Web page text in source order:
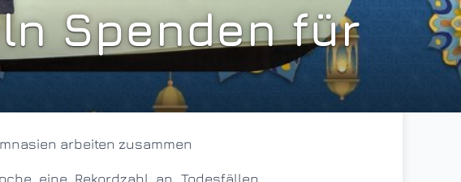
Spenden für
arbeiten zusammen